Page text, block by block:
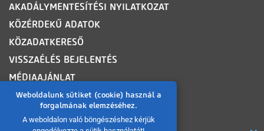
Weboldalunk sütiket (cookie) használ a
forgalmának elemzéséhez.
A weboldalon való böngészéshez kérjük
AKADÁLYMENTESÍTÉSI NYILATKOZAT
KÖZÉRDEKŰ ADATOK
KÖZADATKERESŐ
VISSZAÉLÉS BEJELENTÉS
MÉDIAAJÁNLAT
OLDALTÉRKÉP